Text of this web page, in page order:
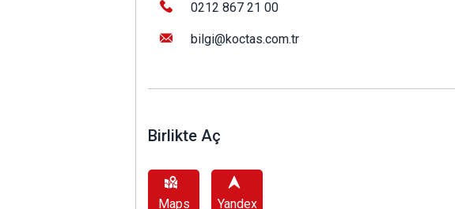
0212 867 21 00
bilgi@koctas.com.tr
Birlikte Aç
Maps Yandex